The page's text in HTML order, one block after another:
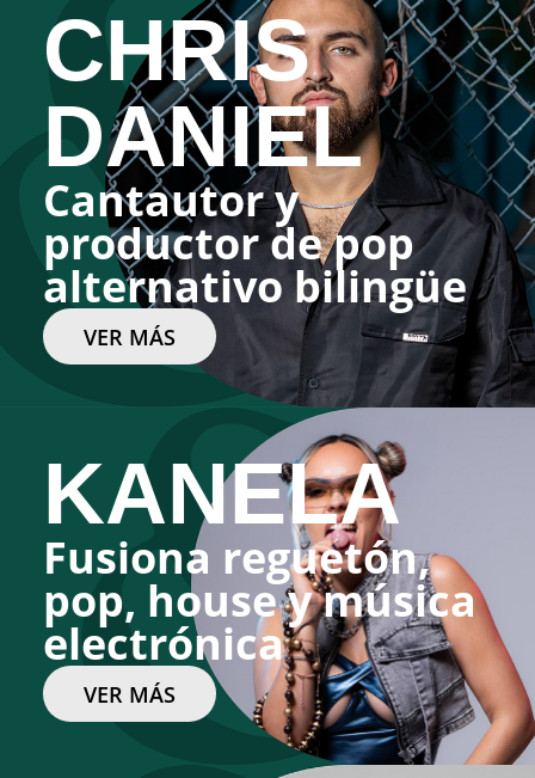
CHRIS
DANIEL
Cantautor y
productor de pop
alternativo bilingüe
VER MÁS
KANELA
Fusiona reguetón,
pop, house y música
electrónica
VER MÁS